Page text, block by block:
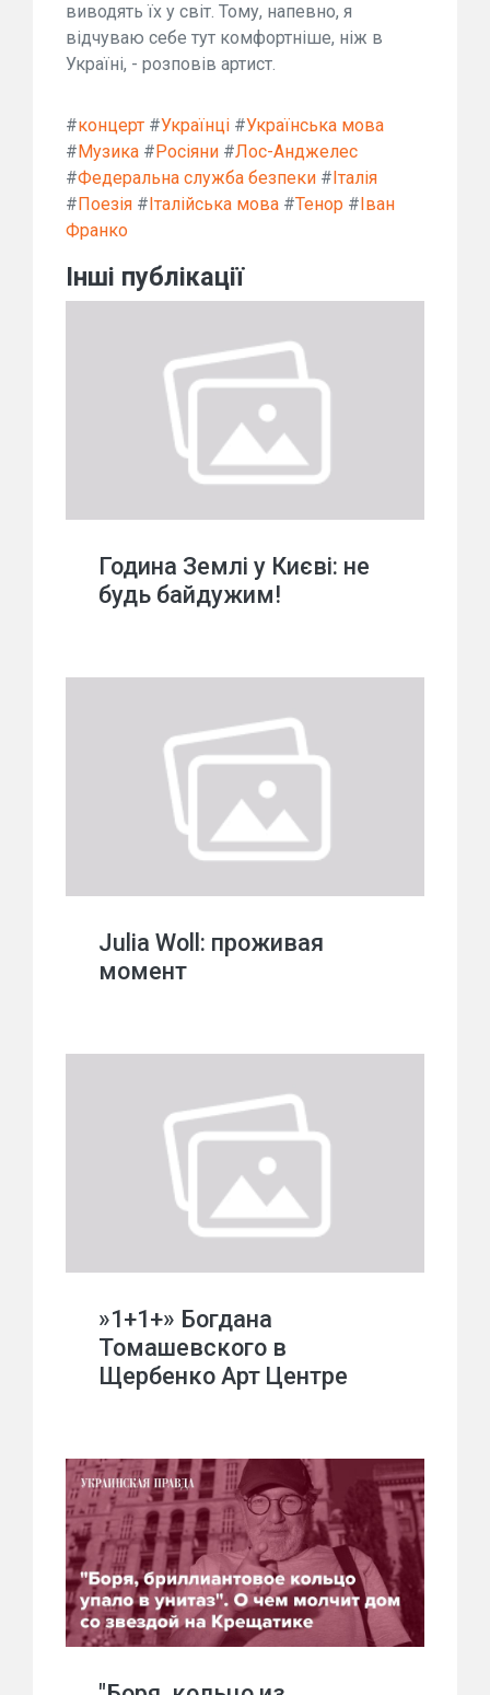
виводять їх у світ. Тому, напевно, я
відчуваю себе тут комфортніше, ніж в
Україні, - розповів артист.
#концерт #Українці #Українська мова
#Музика #Росіяни #Лос-Анджелес
#Федеральна служба безпеки #Італія
#Поезія #Італійська мова #Тенор #Іван
Франко
Інші публікації
Година Землі у Києві: не
будь байдужим!
Julia Woll: проживая
момент
»1+1+» Богдана
Томашевского в
Щербенко Арт Центре